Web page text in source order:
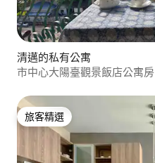
清邁的私有公寓
市中心大陽臺觀景飯店公寓房
旅客精選
旅客精選